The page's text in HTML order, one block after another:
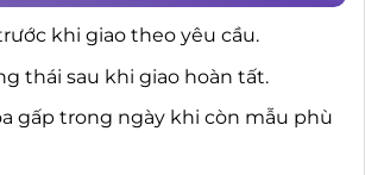
khi giao theo yêu cầu.
thái sau khi giao hoàn tất.
gấp trong ngày khi còn mẫu phù